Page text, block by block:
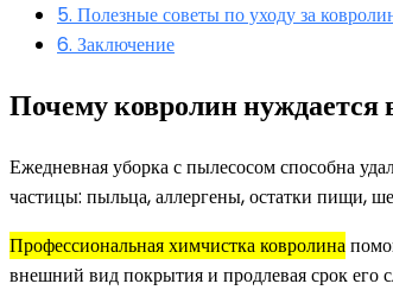
5. Полезные советы по уходу за
6. Заключение
Почему ковролин нуждается
Ежедневная уборка с пылесосом способна
частицы: пыльца, аллергены, остатки пищи,
Профессиональная химчистка ковролина
внешний вид покрытия и продлевая срок его